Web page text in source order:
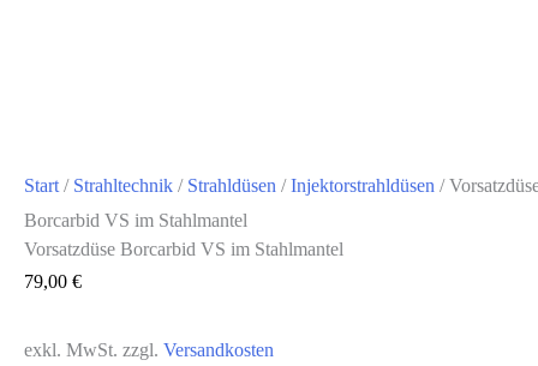
Start / Strahltechnik / Strahldüsen /Injektorstrahldüsen /
Borcarbid VS im Stahlmantel
Vorsatzdüse Borcarbid VS im Stahlmantel
79,00 €
exkl. MwSt. zzgl. Versandkosten